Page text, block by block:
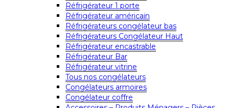
Réfrigérateur 1 porte
Réfrigérateur américain
Réfrigérateurs congélateur bas
Réfrigérateurs Congélateur Haut
Réfrigérateur encastrable
Réfrigérateur Bar
Réfrigérateur vitrine
Tous nos congélateurs
Congélateurs armoires
Congélateur coffre